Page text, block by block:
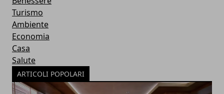
Turismo
Ambiente
Economia
Casa
Salute
ARTICOLI POPOLARI